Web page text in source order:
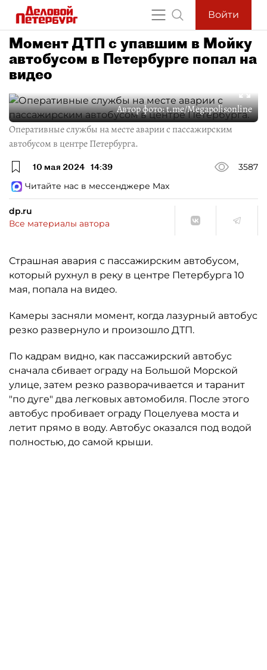
Войти
Момент ДТП с упавшим в Мойку
автобусом в Петербурге попал на
видео
Автор фото:t.me/Megapolisonline
Оперативные службы на месте аварии с пассажирским
автобусом в центре Петербурга.
10 мая 2024 14:39
3587
Читайте нас в мессенджере Max
dp.ru
Все материалы автора
Страшная авария с пассажирским автобусом,
который рухнул в реку в центре Петербурга 10
мая, попала на видео.
Камеры засняли момент, когда лазурный автобус
резко развернуло и произошло ДТП.
По кадрам видно, как пассажирский автобус
сначала сбивает ограду на Большой Морской
улице, затем резко разворачивается и таранит
"по дуге" два легковых автомобиля. После этого
автобус пробивает ограду Поцелуева моста и
летит прямо в воду. Автобус оказался под водой
полностью, до самой крыши.